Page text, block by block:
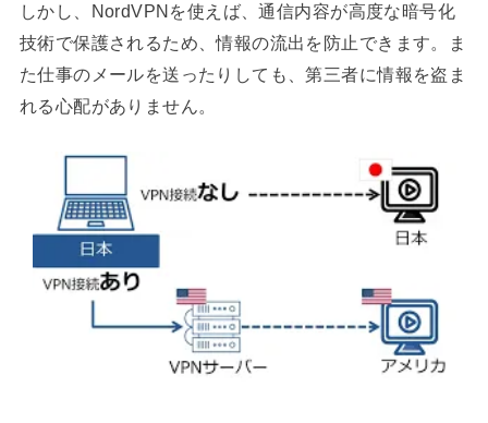
しかし、NordVPNを使えば、通信内容が高度な暗号化
技術で保護されるため、情報の流出を防止できます。ま
た仕事のメールを送ったりしても、第三者に情報を盗ま
れる心配がありません。